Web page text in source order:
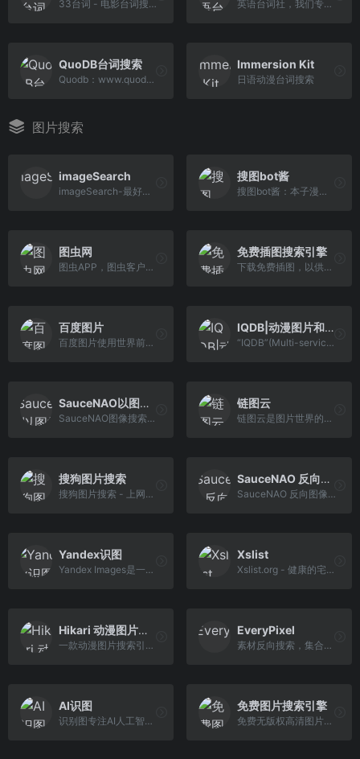
33台词 - 电影台词搜索引擎 英语台词社，我们专注于为英语爱好者提供英文电影和电视剧的完整台词，目前我们已经搜集了超过54000部电影，4000部电视剧超过110000集电视的完整台词 ，所有电影的台词都可以下载pdf文件。看电影学英语越来越流行，
QuoDB台词搜索
Quodb：www.quodb.com，老牌站点了，只能用英文进行搜索，内容丰富，搜美剧台词啥的特别好使。
Immersion Kit
日语动漫台词搜索
图片搜索
imageSearch
imageSearch-最好用的以图搜图聚合站
搜图bot酱
搜图bot酱：本子漫画以图搜图找出处 识别率高不管是影视还是漫画，找出处的主要工具都是搜索引擎
图虫网
图虫APP，图虫客户端，图虫APP下载，图虫网，图虫网是800多万摄影师入驻的优质摄影图片分享社区，下属纪实、风光、人像、生态、黑白、器材、佳能、尼康、宾得等 几十个专业摄影社区。海量的照片、相册和图博全部由摄影师共同管理和维护。
免费插图搜索引擎
下载免费插图，以供个人和商业使用。从 280,000 多个徽标、图标、横幅、背景、剪影、元素等高品质 AI、EPS、SVG 和 CDR 文件中进行挑选
百度图片
百度图片使用世界前沿的人工智能技术，为用户甄选海量的高清美图，用更流畅、更快捷、更精准的搜索体验，带你去发现多彩的世界。
IQDB|动漫图片和壁纸搜索引擎
“IQDB”(Multi-service image search)是一个支持多平台站点的动漫、漫画、游戏壁纸搜索引擎，也可以说是以图搜图的网站，支持从文件上传或者输入图片URL地址来搜 索，支持忽略颜色，支持的文件类型为jpeg、png、gif。
SauceNAO以图搜图
SauceNAO图像搜索是一个反向图像搜索引擎，可以实现以图搜图。更好用的图像搜索引擎，可以一键查找图片来源并按相似度排列。喜欢找福利图的小伙伴有福了！
链图云
链图云是图片世界的路由器，帮您轻松找图找字体。可提供强大的本机以图搜图和企业跨机搜图能力，提供图片存证版权服务，帮您管好图像和字体数字资产。
搜狗图片搜索
搜狗图片搜索 - 上网从搜狗开始
SauceNAO 反向图像搜索
SauceNAO 反向图像搜索
Yandex识图
Yandex Images是一个图像搜索引擎，它可以让您在互联网上搜索并浏览各种图片。它是由俄罗斯的Yandex公司开发的，是俄罗斯最大的搜索引擎之一。
Xslist
Xslist.org - 健康的宅男偶像专题网站
Hikari 动漫图片聚合搜索
一款动漫图片搜索引擎聚合网站
EveryPixel
素材反向搜索，集合了50个图库图片，适合设计师
AI识图
识别图专注AI人工智能在线识别图片文字、菜品、车型、logo商标、动物、植物、身份证、银行卡、驾驶证、车牌、营业执照、票据,图片exif GPS位置等实用功能
免费图片搜索引擎
免费无版权高清图片，精选集合Unplash、Pexels、Pixabay等多个国外优质图库站点，一键搜索，海量图片快速获取，上万张原创唯美摄影图、商用大图免费下载